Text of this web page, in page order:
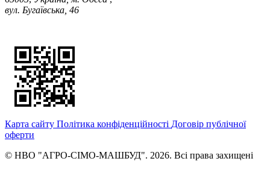
вул. Бугаївська, 46
Карта сайту Політика конфіденційності Договір публічної
оферти
© НВО "АГРО-СІМО-МАШБУД". 2026. Всі права захищені